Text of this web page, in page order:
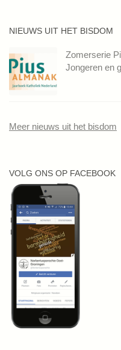
NIEUWS UIT HET BISDOM
Zomerserie
Jongeren en
Meer nieuws uit het bisdom
VOLG ONS OP FACEBOOK